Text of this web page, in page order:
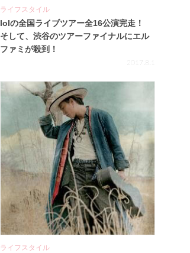
ライフスタイル
lolの全国ライブツアー全16公演完走！
そして、渋谷のツアーファイナルにエル
ファミが殺到！
2017.8.1
ライフスタイル